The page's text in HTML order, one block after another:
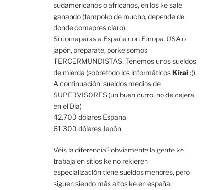
sudamericanos o africanos, en los ke sale
ganando (tampoko de mucho, depende de
donde comapres claro).
Si comaparas a España con Europa, USA o
japón, preparate, porke somos
TERCERMUNDISTAS. Tenemos unos sueldos
de mierda (sobretodo los informáticos Kirai:()
A continuación, sueldos medios de
SUPERVISORES (un buen curro, no de cajera
en el Dia)
42.700 dólares España
61.300 dólares Japón
Véis la diferencia? obviamente la gente ke
trabaja en sitios ke no rekieren
especialización tiene sueldos menores, pero
siguen siendo más altos ke en españa.